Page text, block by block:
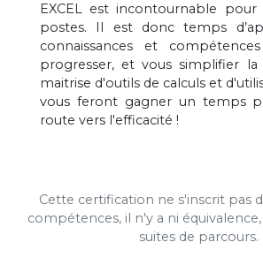
EXCEL est incontournable
postes. Il est donc temps
connaissances et
progresser, et vous simplifier la
maitrise d'outils de calculs et
vous feront gagner un temps
route vers l'efficacité !
Cette certification ne s'inscrit pas
compétences, il n'y a ni
suites de parcours.